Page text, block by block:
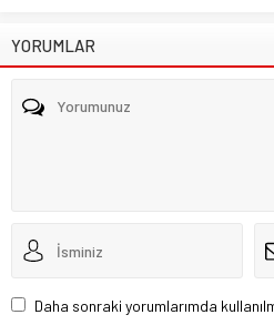
YORUMLAR
Daha sonraki yorumlarımda